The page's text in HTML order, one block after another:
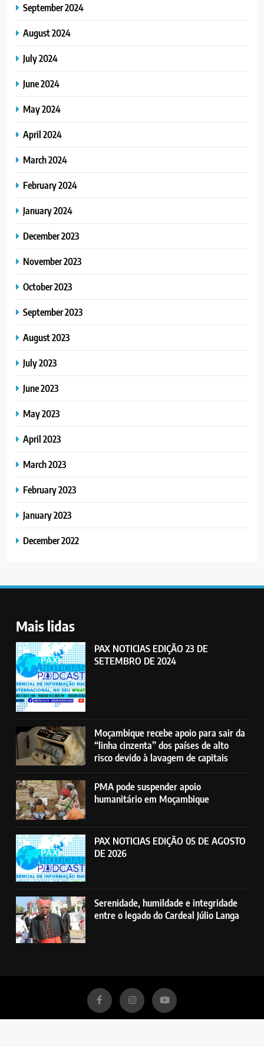
September 2024
August 2024
July 2024
June 2024
May 2024
April 2024
March 2024
February 2024
January 2024
December 2023
November 2023
October 2023
September 2023
August 2023
July 2023
June 2023
May 2023
April 2023
March 2023
February 2023
January 2023
December 2022
Mais lidas
PAX NOTICIAS EDIÇÃO 23 DE
SETEMBRO DE 2024
Moçambique recebe apoio para sair da
“linha cinzenta” dos países de alto
risco devido à lavagem de capitais
PMA pode suspender apoio
humanitário em Moçambique
PAX NOTICIAS EDIÇÃO 05 DE AGOSTO
DE 2026
Serenidade, humildade e integridade
entre o legado do Cardeal Júlio Langa